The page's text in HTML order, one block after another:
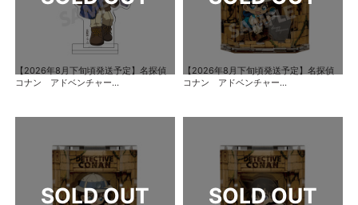
【2026年8月下旬頃発送予定】名探偵
コナン アドベンチャー...
【2026年8月下旬頃発送予定】名探偵
コナン アドベンチャー...